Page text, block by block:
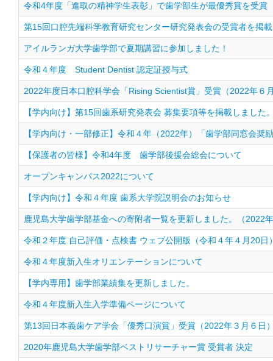
令和4年度「進取の精神学生表彰」で歯学部生が最優秀賞を受賞
第15回口腔先端科学教育研究センター研究発表会の受賞者を掲
アイルランガ大学歯学部で夏期講習に参加しました！
令和４年度 Student Dentist 認定証授与式
2022年度日本口腔科学会「Rising Scientist賞」受賞（2022年６
【学内向け】第15回歯系研究発表会 募集要項等を掲載しました
【学内向け・一部修正】令和４年（2022年）「歯学部同窓会奨
【保護者の皆様】令和4年度 歯学部後援会総会について
オープンキャンパス2022について
【学内向け】令和４年度 歯系大学院説明会のお知らせ
鹿児島大学歯学部基金への寄附者一覧を更新しました。（2022
令和２年度 自己評価・点検書 ウェブ公開版（令和４年４月20日
令和４年度新入生オリエンテーションについて
【学内専用】歯学部業績集を更新しました。
令和４年度新入生入学準備ページについて
第13回日本義歯ケア学会「優秀口演賞」受賞（2022年３月６日
2020年鹿児島大学歯学部ベストリサーチャー賞 受賞者 決定